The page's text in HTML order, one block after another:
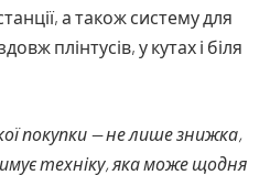
а також систему для
плінтусів, у кутах і біля
покупки — не лише знижка,
техніку, яка може щодня